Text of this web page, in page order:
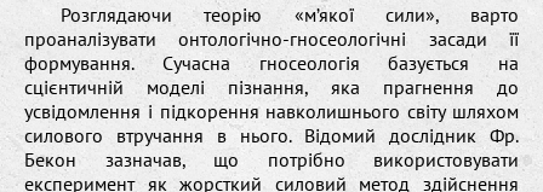
Розглядаючи теорію «м’якої сили», варто
проаналізувати онтологічно-гносеологічні засади її
формування. Сучасна гносеологія базується на
сцієнтичній моделі пізнання, яка прагнення до
усвідомлення і підкорення навколишнього світу шляхом
силового втручання в нього. Відомий дослідник Фр.
Бекон зазначав, що потрібно використовувати
експеримент як жорсткий силовий метод здійснення